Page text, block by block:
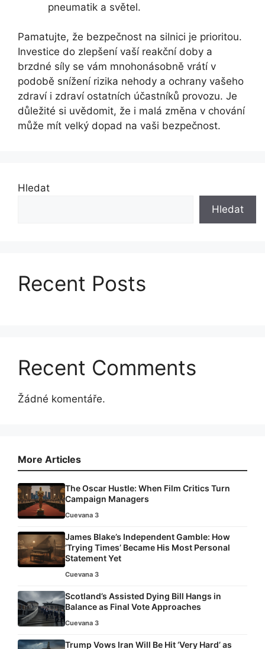
pneumatik a světel.
Pamatujte, že bezpečnost na silnici je prioritou.
Investice do zlepšení vaší reakční doby a
brzdné síly se vám mnohonásobně vrátí v
podobě snížení rizika nehody a ochrany vašeho
zdraví i zdraví ostatních účastníků provozu. Je
důležité si uvědomit, že i malá změna v chování
může mít velký dopad na vaši bezpečnost.
Hledat
Hledat
Recent Posts
Recent Comments
Žádné komentáře.
More Articles
The Oscar Hustle: When Film Critics Turn
Campaign Managers
Cuevana 3
James Blake’s Independent Gamble: How
‘Trying Times’ Became His Most Personal
Statement Yet
Cuevana 3
Scotland’s Assisted Dying Bill Hangs in
Balance as Final Vote Approaches
Cuevana 3
Trump Vows Iran Will Be Hit ‘Very Hard’ as